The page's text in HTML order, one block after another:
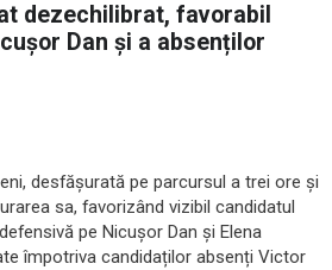
dezechilibrat, favorabil
Dan și a absenților
desfășurată pe parcursul a trei ore și
sa, favorizând vizibil candidatul
pe Nicușor Dan și Elena
împotriva candidaților absenți Victor